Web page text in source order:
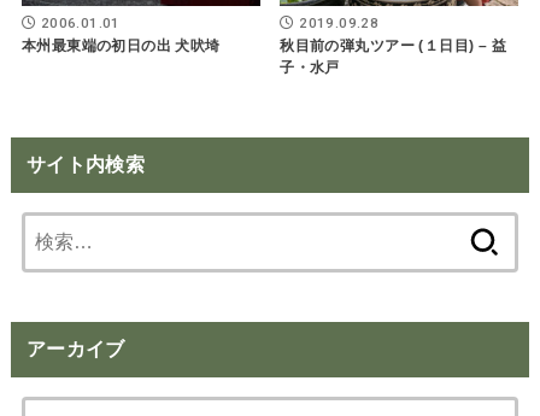
2006.01.01
本州最東端の初日の出 犬吠埼
2019.09.28
秋目前の弾丸ツアー (１日目) – 益
子・水戸
サイト内検索
索:
アーカイブ